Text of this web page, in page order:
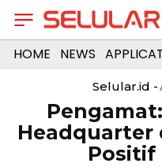
HOME NEWS
Selular.id -
Headquarter
Positif